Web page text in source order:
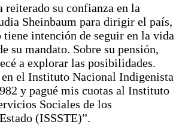
reiterado su confianza en la
Sheinbaum para dirigir el país,
intención de seguir en la vida
su mandato. Sobre su pensión,
a explorar las posibilidades.
en el Instituto Nacional Indigenista
y pagué mis cuotas al Instituto
Sociales de los
(ISSSTE)”.